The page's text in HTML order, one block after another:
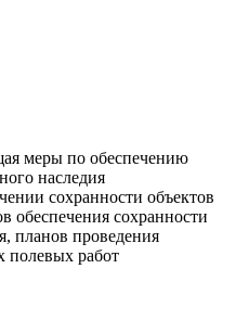
меры по обеспечению
наследия
сохранности объектов
обеспечения сохранности
планов проведения
полевых работ